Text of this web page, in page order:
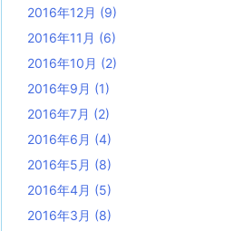
2016年12月 (9)
2016年11月 (6)
2016年10月 (2)
2016年9月 (1)
2016年7月 (2)
2016年6月 (4)
2016年5月 (8)
2016年4月 (5)
2016年3月 (8)